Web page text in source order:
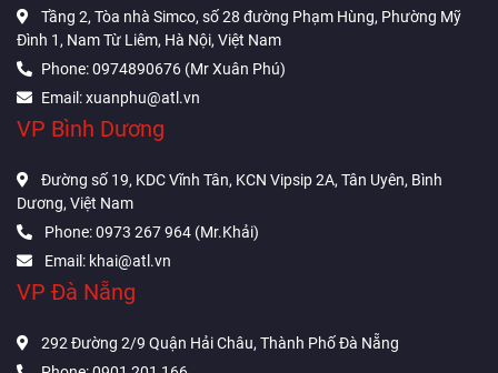
Tầng 2, Tòa nhà Simco, số 28 đường Phạm Hùng, Phường Mỹ
Đình 1, Nam Từ Liêm, Hà Nội, Việt Nam
Phone: 0974890676 (Mr Xuân Phú)
Email: xuanphu@atl.vn
VP Bình Dương
Đường số 19, KDC Vĩnh Tân, KCN Vipsip 2A, Tân Uyên, Bình
Dương, Việt Nam
Phone: 0973 267 964 (Mr.Khải)
Email: khai@atl.vn
VP Đà Nẵng
292 Đường 2/9 Quận Hải Châu, Thành Phố Đà Nẵng